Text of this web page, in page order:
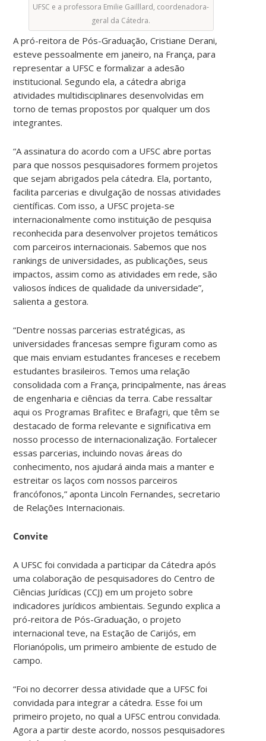
UFSC e a professora Emilie Gailllard, coordenadora-
geral da Cátedra.
A pró-reitora de Pós-Graduação, Cristiane Derani,
esteve pessoalmente em janeiro, na França, para
representar a UFSC e formalizar a adesão
institucional. Segundo ela, a cátedra abriga
atividades multidisciplinares desenvolvidas em
torno de temas propostos por qualquer um dos
integrantes.
“A assinatura do acordo com a UFSC abre portas
para que nossos pesquisadores formem projetos
que sejam abrigados pela cátedra. Ela, portanto,
facilita parcerias e divulgação de nossas atividades
científicas. Com isso, a UFSC projeta-se
internacionalmente como instituição de pesquisa
reconhecida para desenvolver projetos temáticos
com parceiros internacionais. Sabemos que nos
rankings de universidades, as publicações, seus
impactos, assim como as atividades em rede, são
valiosos índices de qualidade da universidade”,
salienta a gestora.
“Dentre nossas parcerias estratégicas, as
universidades francesas sempre figuram como as
que mais enviam estudantes franceses e recebem
estudantes brasileiros. Temos uma relação
consolidada com a França, principalmente, nas áreas
de engenharia e ciências da terra. Cabe ressaltar
aqui os Programas Brafitec e Brafagri, que têm se
destacado de forma relevante e significativa em
nosso processo de internacionalização. Fortalecer
essas parcerias, incluindo novas áreas do
conhecimento, nos ajudará ainda mais a manter e
estreitar os laços com nossos parceiros
francófonos,” aponta Lincoln Fernandes, secretario
de Relações Internacionais.
Convite
A UFSC foi convidada a participar da Cátedra após
uma colaboração de pesquisadores do Centro de
Ciências Jurídicas (CCJ) em um projeto sobre
indicadores jurídicos ambientais. Segundo explica a
pró-reitora de Pós-Graduação, o projeto
internacional teve, na Estação de Carijós, em
Florianópolis, um primeiro ambiente de estudo de
campo.
“Foi no decorrer dessa atividade que a UFSC foi
convidada para integrar a cátedra. Esse foi um
primeiro projeto, no qual a UFSC entrou convidada.
Agora a partir deste acordo, nossos pesquisadores